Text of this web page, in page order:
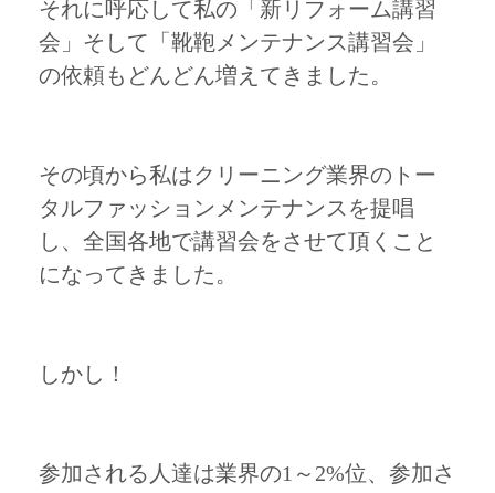
それに呼応して私の「新リフォーム講習
会」そして「靴鞄メンテナンス講習会」
の依頼もどんどん増えてきました。
その頃から私はクリーニング業界のトー
タルファッションメンテナンスを提唱
し、全国各地で講習会をさせて頂くこと
になってきました。
しかし！
参加される人達は業界の1～2%位、参加さ